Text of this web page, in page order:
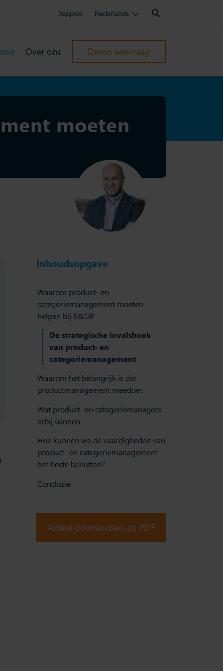
Support Nederlands
Search:
Over ons Demo aanvraag
moeten
Inhoudsopgave
Waarom product- en
categoriemanagement moeten
helpen bij S&OP
De strategische invalshoek
van product- en
categoriemanagement
Waarom het belangrijk is dat
productmanagement meedoet
Wat product- en categoriemanagers
erbij winnen
Hoe kunnen we de vaardigheden van
product- en categoriemanagement
het beste benutten?
Conclusie
Artikel downloaden als PDF